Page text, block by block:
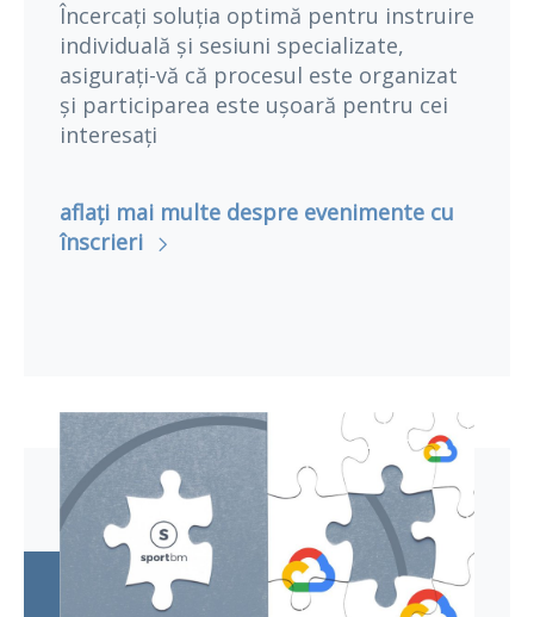
Încercați soluția optimă pentru instruire
individuală și sesiuni specializate,
asigurați-vă că procesul este organizat
și participarea este ușoară pentru cei
interesați
aflați mai multe despre evenimente cu
înscrieri